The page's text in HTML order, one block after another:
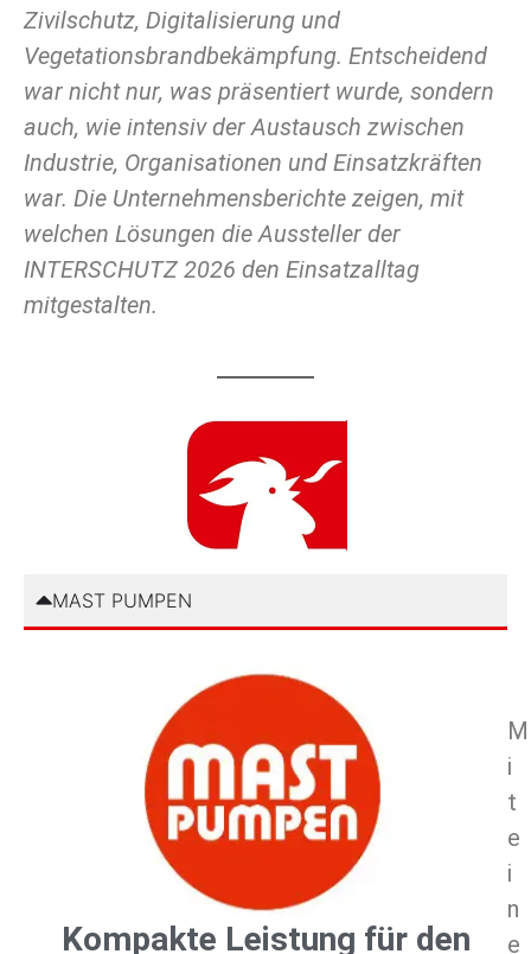
Zivilschutz, Digitalisierung und
Vegetationsbrandbekämpfung. Entscheidend
war nicht nur, was präsentiert wurde, sondern
auch, wie intensiv der Austausch zwischen
Industrie, Organisationen und Einsatzkräften
war. Die Unternehmensberichte zeigen, mit
welchen Lösungen die Aussteller der
INTERSCHUTZ 2026 den Einsatzalltag
mitgestalten.
MAST PUMPEN
Kompakte Leistung für den
M
i
t
e
i
n
e